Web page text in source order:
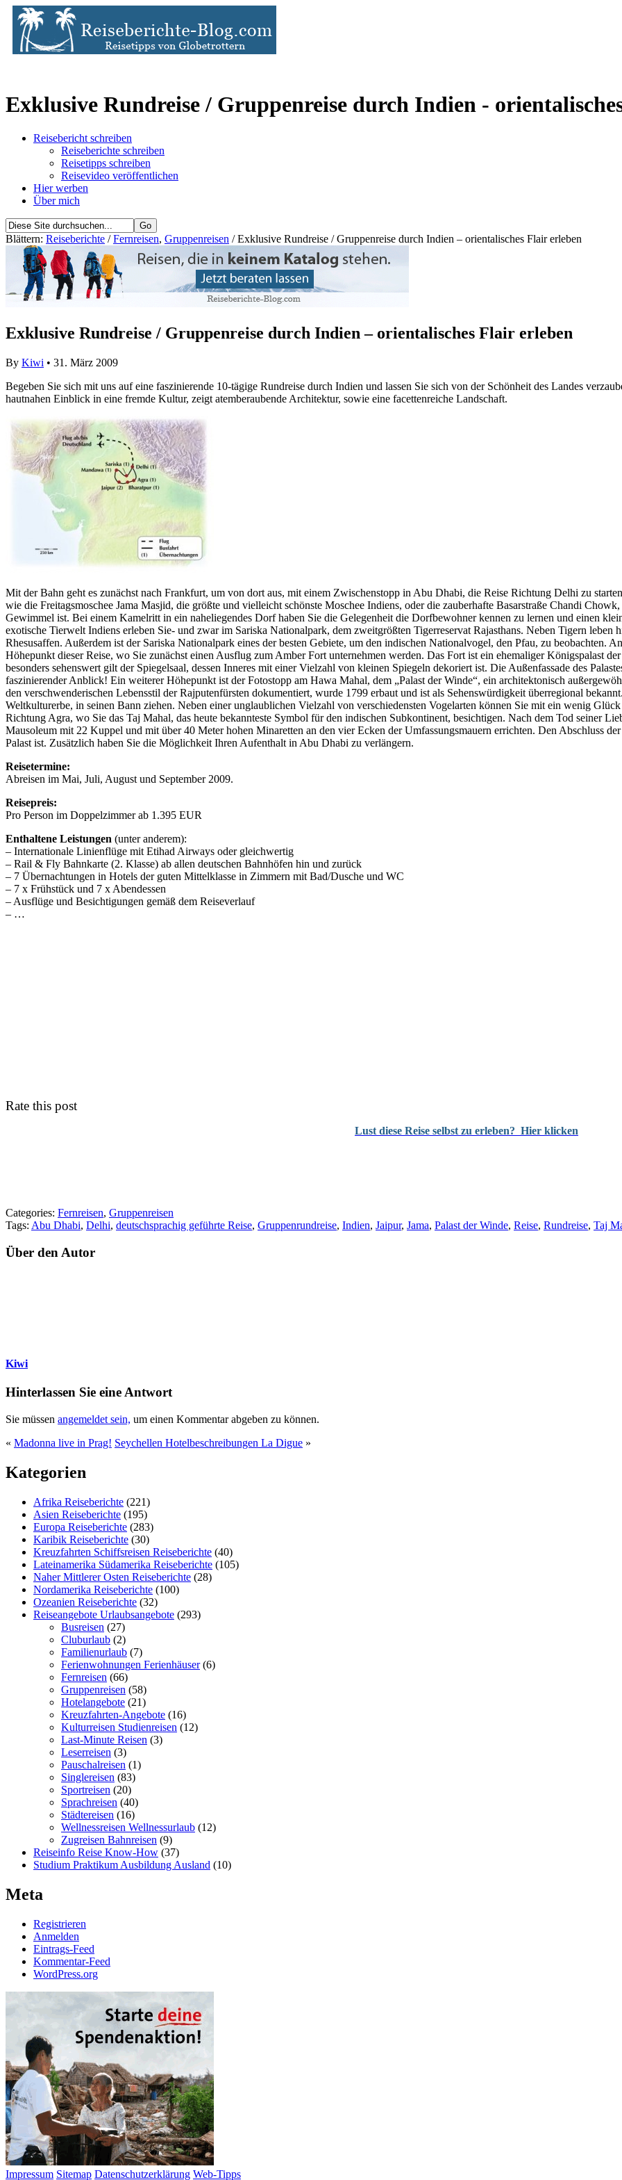
Exklusive Rundreise / Gruppenreise durch Indien -
Reisebericht schreiben
Reiseberichte schreiben
Reisetipps schreiben
Reisevideo veröffentlichen
Hier werben
Über mich
Blättern: Reiseberichte /Fernreisen, Gruppenreisen / Exklusive Rundreise / Gruppenreise durch Indien – orientalisches Flair erleben
Exklusive Rundreise / Gruppenreise durch Indien – orientalisches Flair erleben
By Kiwi • 31. März 2009
Begeben Sie sich mit uns auf eine faszinierende 10-tägige Rundreise durch Indien und lassen Sie sich von der Schönheit des Landes
hautnahen Einblick in eine fremde Kultur, zeigt atemberaubende Architektur, sowie eine facettenreiche Landschaft.
Mit der Bahn geht es zunächst nach Frankfurt, um von dort aus, mit einem Zwischenstopp in Abu Dhabi, die Reise Richtung Delhi zu
wie die Freitagsmoschee Jama Masjid, die größte und vielleicht schönste Moschee Indiens, oder die zauberhafte Basarstraße Chandi
Gewimmel ist. Bei einem Kamelritt in ein naheliegendes Dorf haben Sie die Gelegenheit die Dorfbewohner kennen zu lernen und einen
exotische Tierwelt Indiens erleben Sie- und zwar im Sariska Nationalpark, dem zweitgrößten Tigerreservat Rajasthans. Neben Tigern leben
Rhesusaffen. Außerdem ist der Sariska Nationalpark eines der besten Gebiete, um den indischen Nationalvogel, den Pfau, zu beobachten.
Höhepunkt dieser Reise, wo Sie zunächst einen Ausflug zum Amber Fort unternehmen werden. Das Fort ist ein ehemaliger Königspalast
besonders sehenswert gilt der Spiegelsaal, dessen Inneres mit einer Vielzahl von kleinen Spiegeln dekoriert ist. Die Außenfassade des
faszinierender Anblick! Ein weiterer Höhepunkt ist der Fotostopp am Hawa Mahal, dem „Palast der Winde“, ein architektonisch
den verschwenderischen Lebensstil der Rajputenfürsten dokumentiert, wurde 1799 erbaut und ist als Sehenswürdigkeit überregional
Weltkulturerbe, in seinen Bann ziehen. Neben einer unglaublichen Vielzahl von verschiedensten Vogelarten können Sie mit ein wenig
Richtung Agra, wo Sie das Taj Mahal, das heute bekannteste Symbol für den indischen Subkontinent, besichtigen. Nach dem Tod seiner
Mausoleum mit 22 Kuppel und mit über 40 Meter hohen Minaretten an den vier Ecken der Umfassungsmauern errichten. Den Abschluss
Palast ist. Zusätzlich haben Sie die Möglichkeit Ihren Aufenthalt in Abu Dhabi zu verlängern.
Reisetermine:
Abreisen im Mai, Juli, August und September 2009.
Reisepreis:
Pro Person im Doppelzimmer ab 1.395 EUR
Enthaltene Leistungen (unter anderem):
– Internationale Linienflüge mit Etihad Airways oder gleichwertig
– Rail & Fly Bahnkarte (2. Klasse) ab allen deutschen Bahnhöfen hin und zurück
– 7 Übernachtungen in Hotels der guten Mittelklasse in Zimmern mit Bad/Dusche und WC
– 7 x Frühstück und 7 x Abendessen
– Ausflüge und Besichtigungen gemäß dem Reiseverlauf
– …
Rate this post
Lust diese Reise selbst zu erleben? Hier klicken
Categories: Fernreisen, Gruppenreisen
Tags: Abu Dhabi, Delhi, deutschsprachig geführte Reise, Gruppenrundreise, Indien, Jaipur, Jama, Palast der Winde, Reise, Rundreise, Taj
Über den Autor
Kiwi
Hinterlassen Sie eine Antwort
Sie müssen angemeldet sein, um einen Kommentar abgeben zu können.
« Madonna live in Prag! Seychellen Hotelbeschreibungen La Digue »
Kategorien
Afrika Reiseberichte (221)
Asien Reiseberichte (195)
Europa Reiseberichte (283)
Karibik Reiseberichte (30)
Kreuzfahrten Schiffsreisen Reiseberichte (40)
Lateinamerika Südamerika Reiseberichte (105)
Naher Mittlerer Osten Reiseberichte (28)
Nordamerika Reiseberichte (100)
Ozeanien Reiseberichte (32)
Reiseangebote Urlaubsangebote (293)
Busreisen (27)
Cluburlaub (2)
Familienurlaub (7)
Ferienwohnungen Ferienhäuser(6)
Fernreisen (66)
Gruppenreisen (58)
Hotelangebote (21)
Kreuzfahrten-Angebote (16)
Kulturreisen Studienreisen (12)
Last-Minute Reisen (3)
Leserreisen (3)
Pauschalreisen (1)
Singlereisen (83)
Sportreisen (20)
Sprachreisen (40)
Städtereisen (16)
Wellnessreisen Wellnessurlaub (12)
Zugreisen Bahnreisen (9)
Reiseinfo Reise Know-How (37)
Studium Praktikum Ausbildung Ausland (10)
Meta
Registrieren
Anmelden
Eintrags-Feed
Kommentar-Feed
WordPress.org
Impressum Sitemap Datenschutzerklärung Web-Tipps